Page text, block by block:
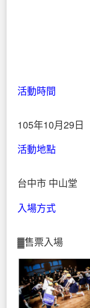
活動時間
105年10月29日
活動地點
台中市 中山堂
入場方式
▓售票入場